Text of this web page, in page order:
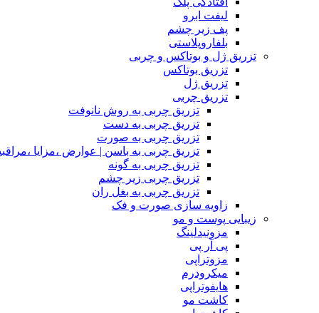
لیفت ابرو
پف زیر چشم
بلفاروپلاستی
تزریق ژل و بوتاکس و چربی
تزریق بوتاکس
تزریق ژل
تزریق چربی
تزریق چربی به روش نانوفت
تزریق چربی به دست
تزریق چربی به صورت
تزریق چربی به باسن | عوارض ،مزایا
تزریق چربی به گونه
تزریق چربی زیر چشم
تزریق چربی به بغل ران
زاویه سازی صورت و فک
زیبایی پوست و مو
مزونیدلینگ
پی آر پی
مزوتراپی
میکرودرم
هایفوتراپی
کاشت مو